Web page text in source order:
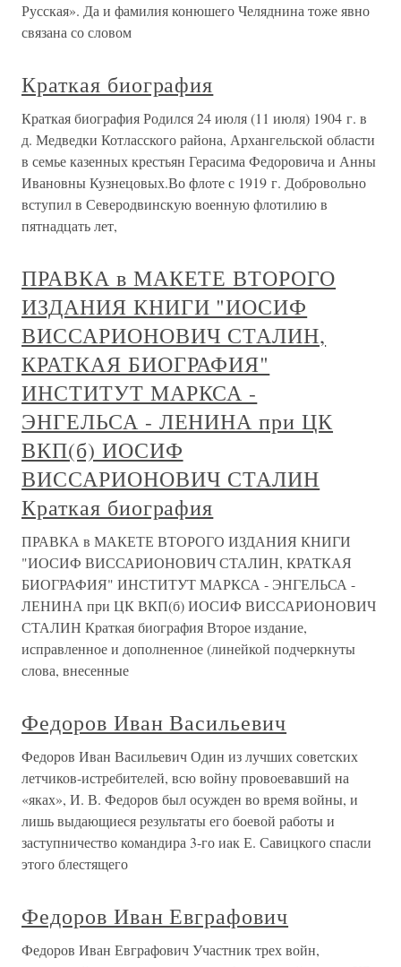
Русская». Да и фамилия конюшего Челяднина тоже явно
связана со словом
Краткая биография
Краткая биография Родился 24 июля (11 июля) 1904 г. в
д. Медведки Котласского района, Архангельской области
в семье казенных крестьян Герасима Федоровича и Анны
Ивановны Кузнецовых.Во флоте с 1919 г. Добровольно
вступил в Северодвинскую военную флотилию в
пятнадцать лет,
ПРАВКА в МАКЕТЕ ВТОРОГО
ИЗДАНИЯ КНИГИ "ИОСИФ
ВИССАРИОНОВИЧ СТАЛИН,
КРАТКАЯ БИОГРАФИЯ"
ИНСТИТУТ МАРКСА -
ЭНГЕЛЬСА - ЛЕНИНА при ЦК
ВКП(б) ИОСИФ
ВИССАРИОНОВИЧ СТАЛИН
Краткая биография
ПРАВКА в МАКЕТЕ ВТОРОГО ИЗДАНИЯ КНИГИ
"ИОСИФ ВИССАРИОНОВИЧ СТАЛИН, КРАТКАЯ
БИОГРАФИЯ" ИНСТИТУТ МАРКСА - ЭНГЕЛЬСА -
ЛЕНИНА при ЦК ВКП(б) ИОСИФ ВИССАРИОНОВИЧ
СТАЛИН Краткая биография Второе издание,
исправленное и дополненное (линейкой подчеркнуты
слова, внесенные
Федоров Иван Васильевич
Федоров Иван Васильевич Один из лучших советских
летчиков-истребителей, всю войну провоевавший на
«яках», И. В. Федоров был осужден во время войны, и
лишь выдающиеся результаты его боевой работы и
заступничество командира 3-го иак Е. Савицкого спасли
этого блестящего
Федоров Иван Евграфович
Федоров Иван Евграфович Участник трех войн,